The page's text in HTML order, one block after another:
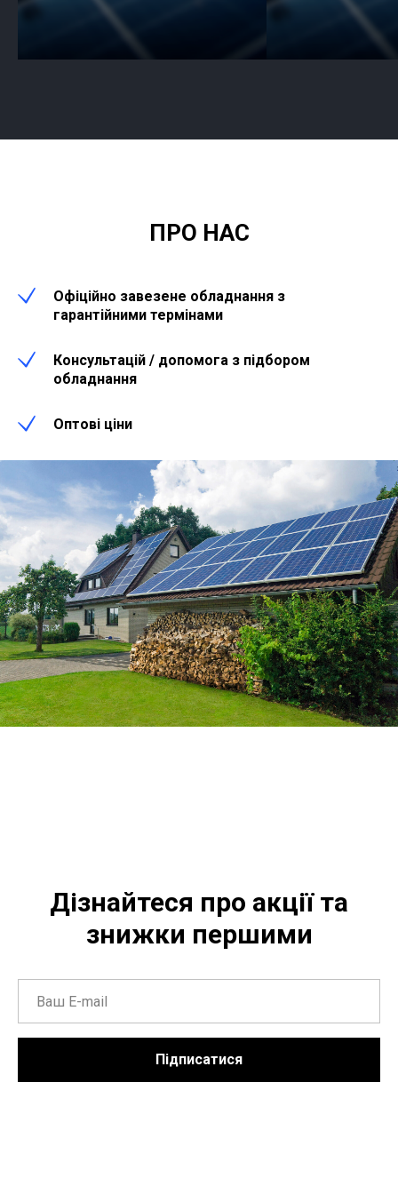
ПРО НАС
Офіційно завезене обладнання з
гарантійними термінами
Консультацій / допомога з підбором
обладнання
Оптові ціни
Дізнайтеся про акції та
знижки першими
Підписатися